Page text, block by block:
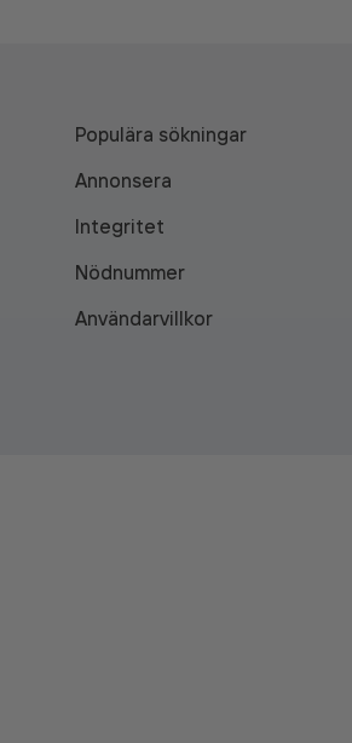
Populära sökningar
Annonsera
Integritet
Nödnummer
Användarvillkor